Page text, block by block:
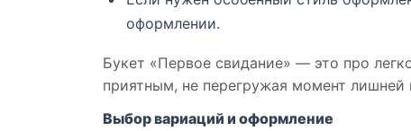
оформлении.
Букет «Первое свидание» — это про
приятным, не перегружая момент лишней
Выбор вариаций и оформление